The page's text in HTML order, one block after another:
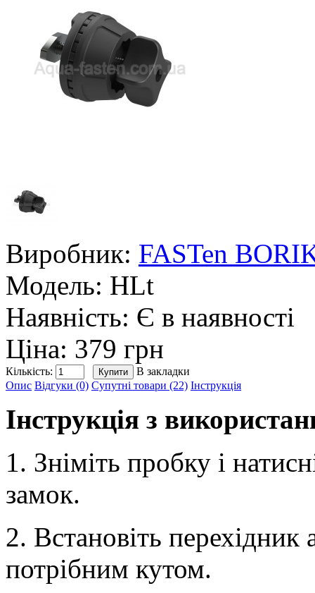
Виробник: FASTen
Модель: HLt
Наявність: Є в наявності
Ціна: 379 грн
Кількість:
В закладки
Опис Відгуки (0) Супутні товари (22) Інструкція
Інструкція з
1. Зніміть пробку і
замок.
2. Встановіть перехідник
потрібним кутом.